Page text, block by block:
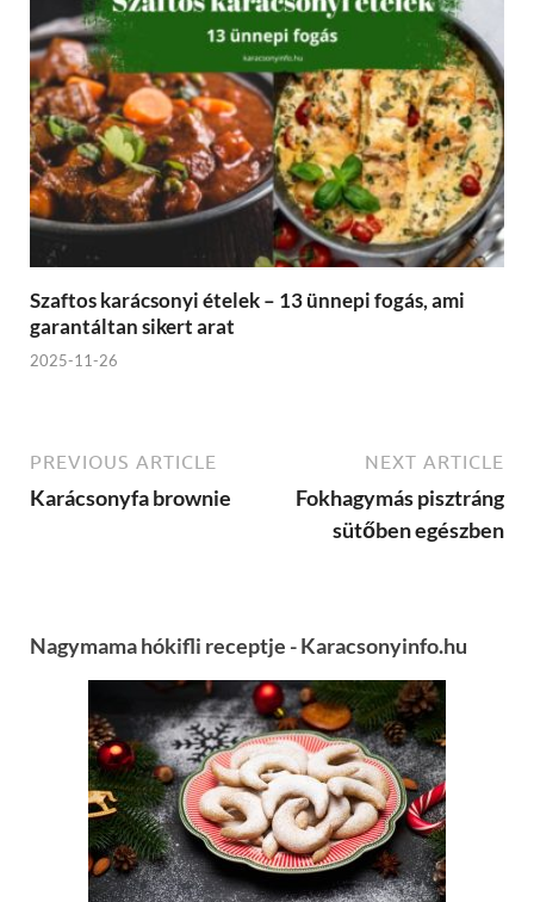
Szaftos karácsonyi ételek – 13 ünnepi fogás, ami
garantáltan sikert arat
2025-11-26
PREVIOUS ARTICLE
Karácsonyfa brownie
NEXT ARTICLE
Fokhagymás pisztráng
sütőben egészben
Nagymama hókifli receptje - Karacsonyinfo.hu